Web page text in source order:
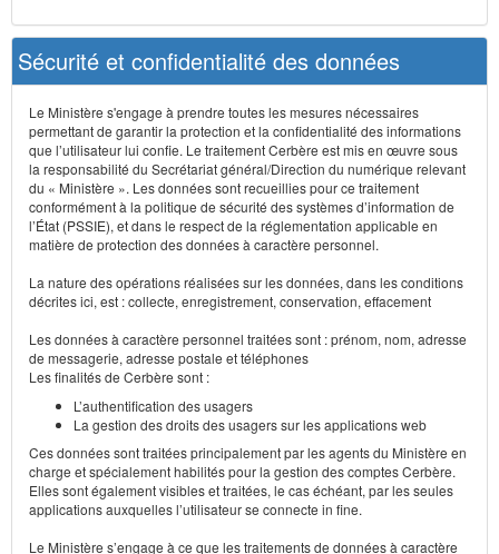
Sécurité et confidentialité des données
Le Ministère s'engage à prendre toutes les mesures nécessaires
permettant de garantir la protection et la confidentialité des informations
que l’utilisateur lui confie. Le traitement Cerbère est mis en œuvre sous
la responsabilité du Secrétariat général/Direction du numérique relevant
du « Ministère ». Les données sont recueillies pour ce traitement
conformément à la politique de sécurité des systèmes d’information de
l’État (PSSIE), et dans le respect de la réglementation applicable en
matière de protection des données à caractère personnel.
La nature des opérations réalisées sur les données, dans les conditions
décrites ici, est : collecte, enregistrement, conservation, effacement
Les données à caractère personnel traitées sont : prénom, nom, adresse
de messagerie, adresse postale et téléphones
Les finalités de Cerbère sont :
L’authentification des usagers
La gestion des droits des usagers sur les applications web
Ces données sont traitées principalement par les agents du Ministère en
charge et spécialement habilités pour la gestion des comptes Cerbère.
Elles sont également visibles et traitées, le cas échéant, par les seules
applications auxquelles l’utilisateur se connecte in fine.
Le Ministère s’engage à ce que les traitements de données à caractère